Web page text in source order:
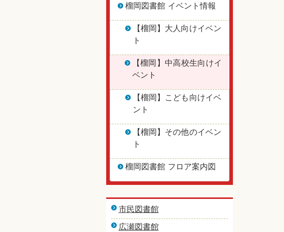
榴岡図書館 イベント情報
【榴岡】大人向けイベン
ト
【榴岡】中高校生向けイ
ベント
【榴岡】こども向けイベ
ント
【榴岡】その他のイベン
ト
榴岡図書館 フロア案内図
市民図書館
広瀬図書館